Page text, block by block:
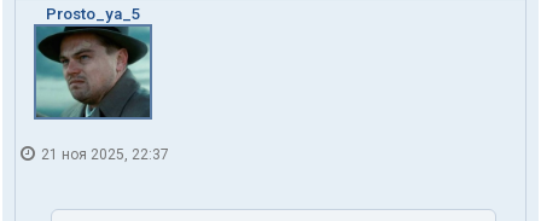
Prosto_ya_5
21 ноя 2025, 22:37